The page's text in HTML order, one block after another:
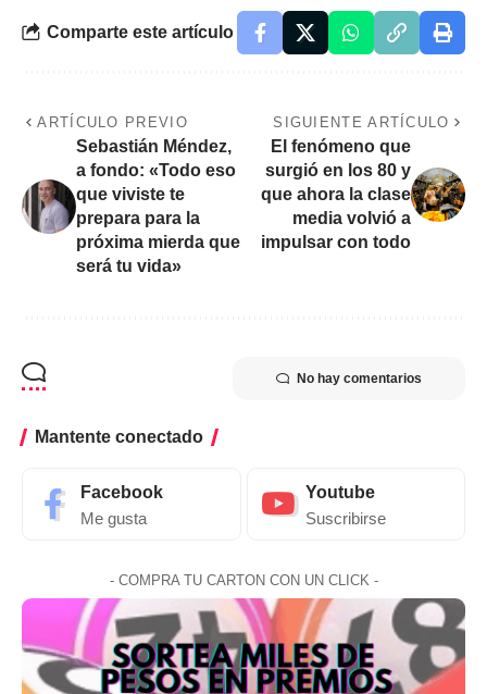
Comparte este artículo
ARTÍCULO PREVIO
Sebastián Méndez,
a fondo: «Todo eso
que viviste te
prepara para la
próxima mierda que
será tu vida»
SIGUIENTE ARTÍCULO
El fenómeno que
surgió en los 80 y
que ahora la clase
media volvió a
impulsar con todo
No hay comentarios
Mantente conectado
Facebook
Me gusta
Youtube
Suscribirse
- COMPRA TU CARTON CON UN CLICK -